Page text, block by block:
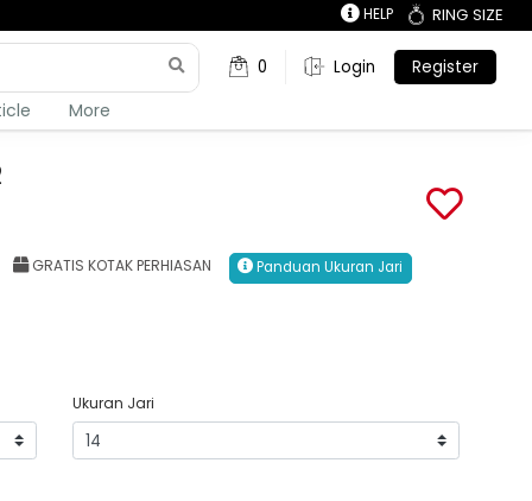
HELP RING SIZE
0 Login Register
More
GRATIS KOTAK PERHIASAN Panduan Ukuran Jari
Ukuran Jari